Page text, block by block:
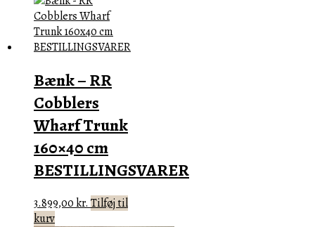
Bænk – RR
Cobblers
Wharf Trunk
160×40 cm
BESTILLINGSVARER
3.899,00kr. Tilføj til
kurv